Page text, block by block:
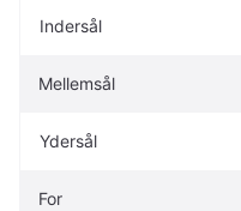
Indersål
Mellemsål
Ydersål
For